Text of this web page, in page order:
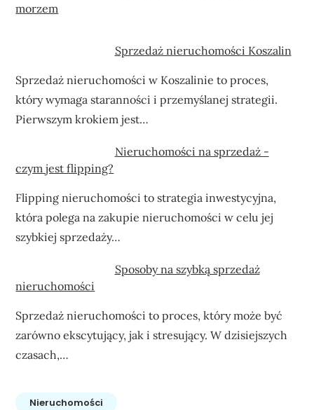
morzem
Sprzedaż nieruchomości Koszalin
Sprzedaż nieruchomości w Koszalinie to proces,
który wymaga staranności i przemyślanej strategii.
Pierwszym krokiem jest…
Nieruchomości na sprzedaż -
czym jest flipping?
Flipping nieruchomości to strategia inwestycyjna,
która polega na zakupie nieruchomości w celu jej
szybkiej sprzedaży…
Sposoby na szybką sprzedaż
nieruchomości
Sprzedaż nieruchomości to proces, który może być
zarówno ekscytujący, jak i stresujący. W dzisiejszych
czasach,…
Nieruchomości